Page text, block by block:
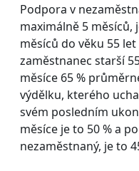
Podpora v
maximálně 5 měsíců,
měsíců do věku 55
zaměstnanec starší
měsíce 65 %
výdělku, kterého
svém posledním
měsíce je to 50 % a
nezaměstnaný, je to